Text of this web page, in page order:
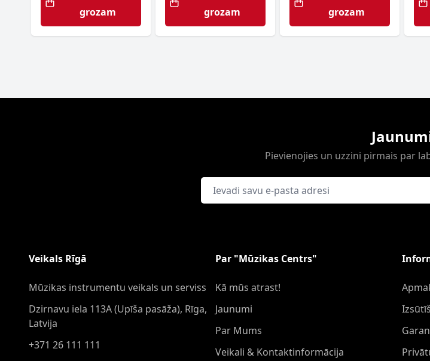
grozam
grozam
grozam
Pievienojies un uzzini pirmais par
E-pasta adrese
Veikals Rīgā
Mūzikas instrumentu veikals un serviss
Dzirnavu iela 113A (Upīša pasāža), Rīga,
Latvija
+371 26 111 111
Par "Mūzikas Centrs"
Kā mūs atrast!
Jaunumi
Par Mums
Veikali & Kontaktinformācija